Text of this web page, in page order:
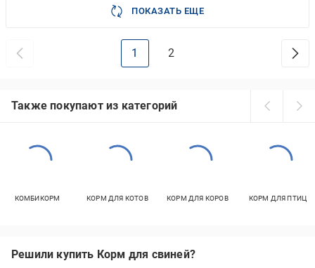
ПОКАЗАТЬ ЕЩЕ
1 2
Также покупают из категорий
КОМБИКОРМ КОРМ ДЛЯ КОТОВ КОРМ ДЛЯ КОРОВ КОРМ ДЛЯ ПТИЦ
Решили купить Корм для свиней?